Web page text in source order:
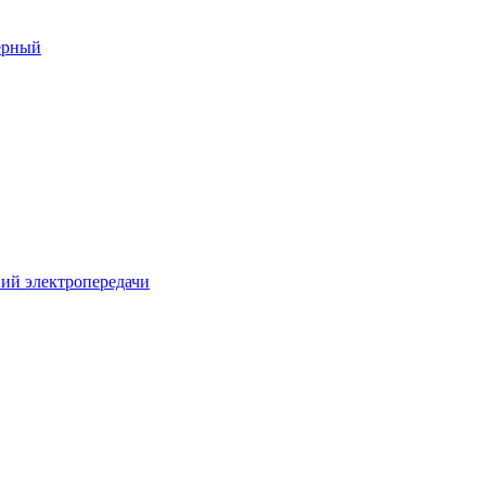
электропередачи